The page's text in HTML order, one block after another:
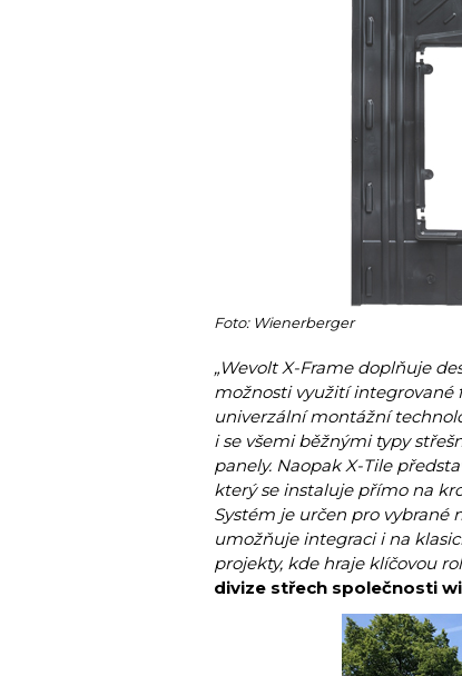
Foto: Wienerberger
„Wevolt X-Frame doplňuje
možnosti využití integrované
univerzální montážní
i se všemi běžnými typy
panely. Naopak X-Tile
který se instaluje přímo na
Systém je určen pro vybrané
umožňuje integraci i na
projekty, kde hraje klíčovou
divize střech společnosti